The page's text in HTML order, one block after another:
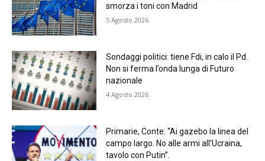
smorza i toni con Madrid
5 Agosto 2026
Sondaggi politici: tiene Fdi, in calo il Pd.
Non si ferma l’onda lunga di Futuro
nazionale
4 Agosto 2026
Primarie, Conte: “Ai gazebo la linea del
campo largo. No alle armi all’Ucraina,
tavolo con Putin”.